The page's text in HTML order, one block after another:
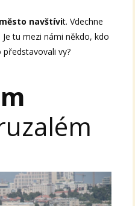
navštívit. Vdechne
. Je tu mezi námi někdo, kdo
představovali vy?